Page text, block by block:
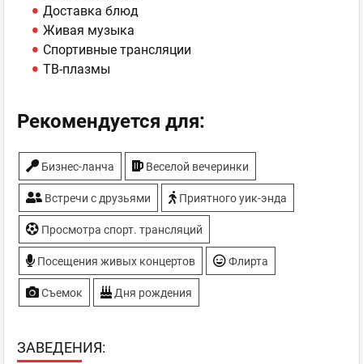
Доставка блюд
Живая музыка
Спортивные трансляции
ТВ-плазмы
Рекомендуется для:
Бизнес-ланча Веселой вечеринки
Встречи с друзьями Приятного уик-энда
Просмотра спорт. трансляций
Посещения живых концертов Флирта
Съемок Дня рождения
ЗAВЕДЕНИЯ: